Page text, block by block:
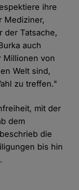
ihre
Mediziner,
der Tatsache,
auch
Millionen von
Welt sind,
zu treffen."
mit der
dem
die
bis hin